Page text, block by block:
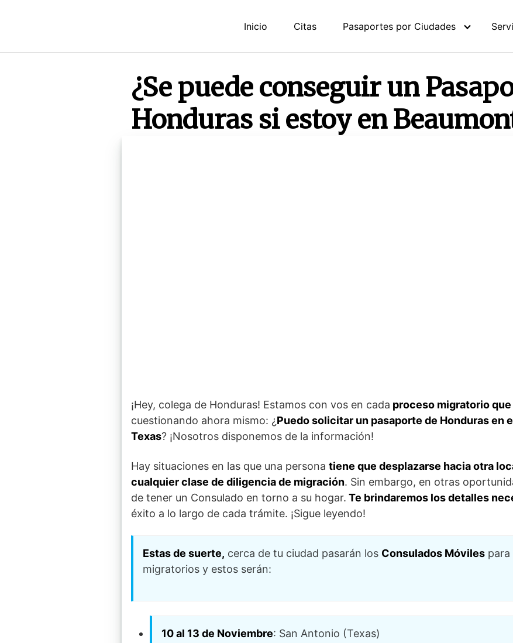
Inicio Citas Pasaportes por Ciudades
¿Se puede conseguir un
Honduras si estoy en
¡Hey, colega de Honduras! Estamos con vos en cada proceso migratorio
cuestionando ahora mismo: ¿Puedo solicitar un pasaporte de Honduras en
Texas? ¡Nosotros disponemos de la información!
Hay situaciones en las que una persona tiene que desplazarse hacia otra
cualquier clase de diligencia de migración. Sin embargo, en otras
de tener un Consulado en torno a su hogar. Te brindaremos los detalles
éxito a lo largo de cada trámite. ¡Sigue leyendo!
Estas de suerte, cerca de tu ciudad pasarán los Consulados Móviles
migratorios y estos serán:
10 al 13 de Noviembre: San Antonio (Texas)